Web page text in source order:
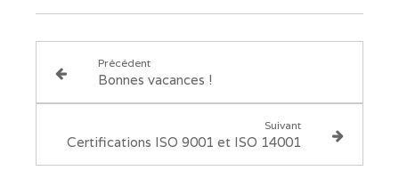
Précédent
Bonnes vacances !
Suivant
Certifications ISO 9001 et ISO 14001